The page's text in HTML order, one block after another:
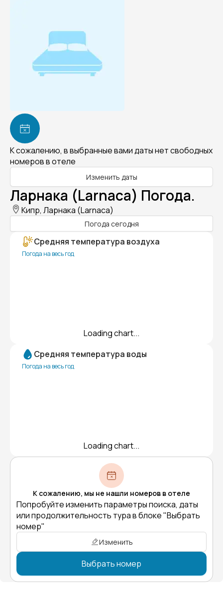
К сожалению, в выбранные вами даты нет свободных
номеров в отеле
Изменить даты
Ларнака (Larnaca) Погода.
Кипр, Ларнака (Larnaca)
Погода сегодня
Средняя температура воздуха
Погода на весь год
Loading chart...
Средняя температура воды
Погода на весь год
Loading chart...
К сожалению, мы не нашли номеров в отеле
Попробуйте изменить параметры поиска, даты
или продолжительность тура в блоке "Выбрать
номер"
Изменить
Выбрать номер